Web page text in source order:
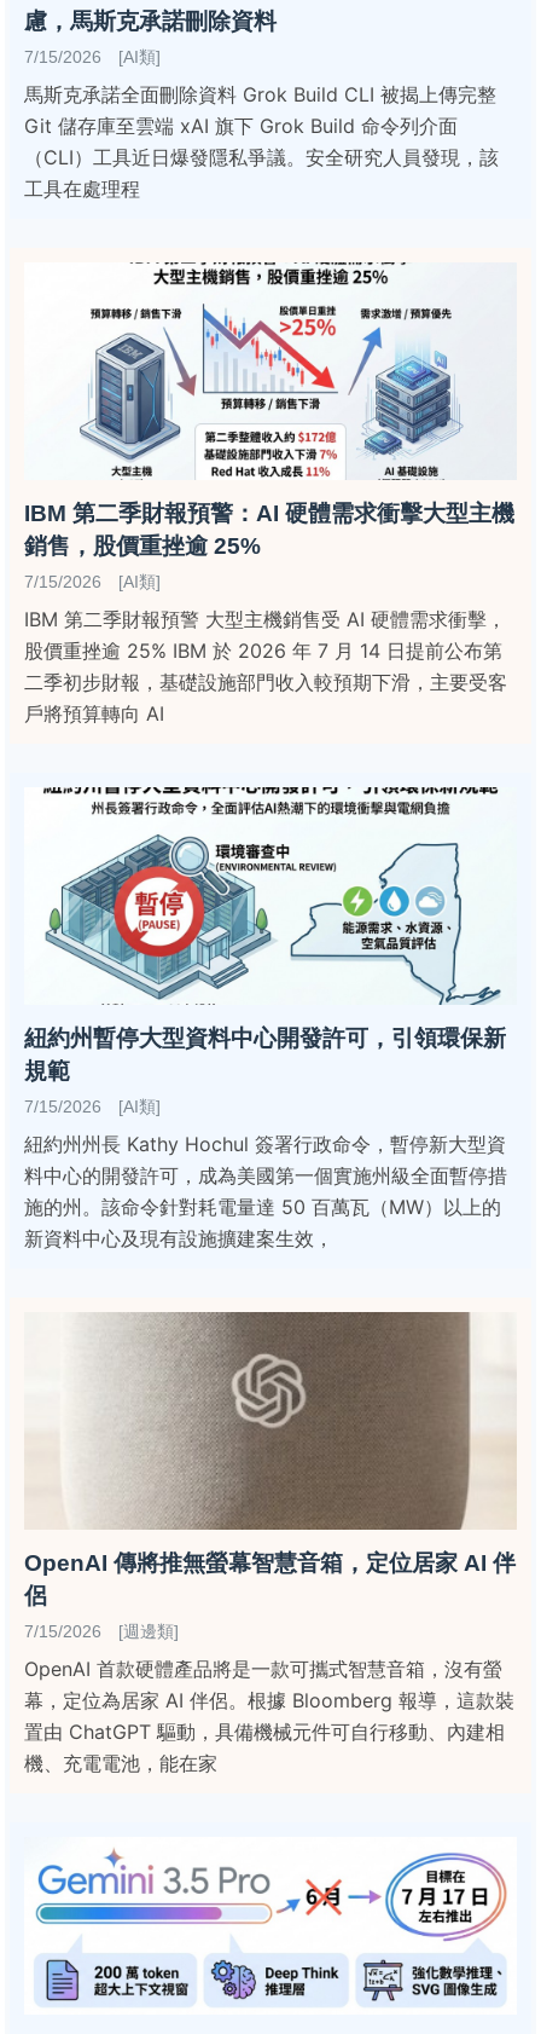
慮，馬斯克承諾刪除資料
7/15/2026 [AI類]
馬斯克承諾全面刪除資料 Grok Build CLI 被揭上傳完整
Git 儲存庫至雲端 xAI 旗下 Grok Build 命令列介面
（CLI）工具近日爆發隱私爭議。安全研究人員發現，該
工具在處理程
IBM 第二季財報預警：AI 硬體需求衝擊大型主機
銷售，股價重挫逾 25%
7/15/2026 [AI類]
IBM 第二季財報預警 大型主機銷售受 AI 硬體需求衝擊，
股價重挫逾 25% IBM 於 2026 年 7 月 14 日提前公布第
二季初步財報，基礎設施部門收入較預期下滑，主要受客
戶將預算轉向 AI
紐約州暫停大型資料中心開發許可，引領環保新
規範
7/15/2026 [AI類]
紐約州州長 Kathy Hochul 簽署行政命令，暫停新大型資
料中心的開發許可，成為美國第一個實施州級全面暫停措
施的州。該命令針對耗電量達 50 百萬瓦（MW）以上的
新資料中心及現有設施擴建案生效，
OpenAI 傳將推無螢幕智慧音箱，定位居家 AI 伴
侶
7/15/2026 [週邊類]
OpenAI 首款硬體產品將是一款可攜式智慧音箱，沒有螢
幕，定位為居家 AI 伴侶。根據 Bloomberg 報導，這款裝
置由 ChatGPT 驅動，具備機械元件可自行移動、內建相
機、充電電池，能在家